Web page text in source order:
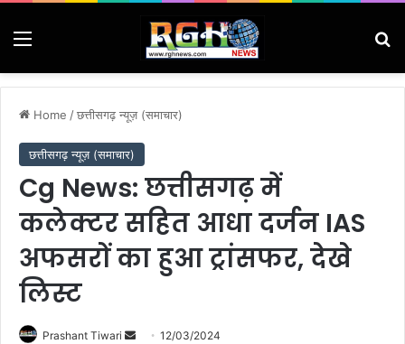
Menu
Home /छत्तीसगढ़ न्यूज़ (समाचार)
छत्तीसगढ़ न्यूज़ (समाचार)
Cg News: छत्तीसगढ़ में
कलेक्‍टर सहित आधा दर्जन IAS
अफसरों का हुआ ट्रांसफर, देखे
लिस्ट
Prashant Tiwari
Send12/03/2024